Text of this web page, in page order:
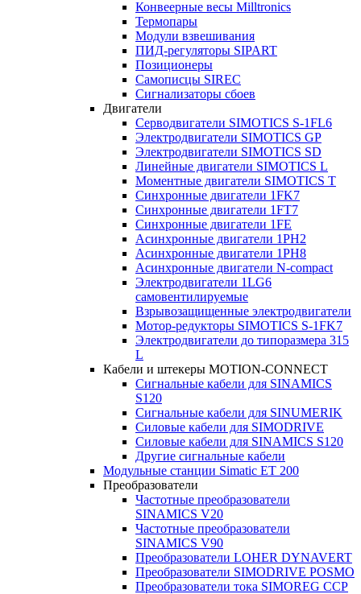
Конвеерные весы Milltronics
Термопары
Модули взвешивания
ПИД-регуляторы SIPART
Позиционеры
Самописцы SIREC
Сигнализаторы сбоев
Двигатели
Серводвигатели SIMOTICS S-1FL6
Электродвигатели SIMOTICS GP
Электродвигатели SIMOTICS SD
Линейные двигатели SIMOTICS L
Моментные двигатели SIMOTICS T
Синхронные двигатели 1FK7
Синхронные двигатели 1FT7
Синхронные двигатели 1FE
Асинхронные двигатели 1PH2
Асинхронные двигатели 1PH8
Асинхронные двигатели N-compact
Электродвигатели 1LG6
cамовентилируемые
Взрывозащищенные электродвигатели
Мотор-редукторы SIMOTICS S-1FK7
Электродвигатели до типоразмера 315
L
Кабели и штекеры MOTION-CONNECT
Сигнальные кабели для SINAMICS
S120
Сигнальные кабели для SINUMERIK
Силовые кабели для SIMODRIVE
Силовые кабели для SINAMICS S120
Другие сигнальные кабели
Модульные станции Simatic ET 200
Преобразователи
Частотные преобразователи
SINAMICS V20
Частотные преобразователи
SINAMICS V90
Преобразователи LOHER DYNAVERT
Преобразователи SIMODRIVE POSMO
Преобразователи тока SIMOREG CCP